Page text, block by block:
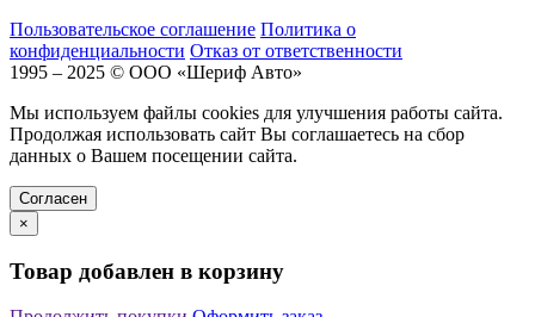
Пользовательское соглашение Политика о
конфиденциальности Отказ от ответственности
1995 – 2025 © ООО «Шериф Авто»
Мы используем файлы cookies для улучшения работы сайта.
Продолжая использовать сайт Вы соглашаетесь на сбор
данных о Вашем посещении сайта.
Cогласен
×
Товар добавлен в корзину